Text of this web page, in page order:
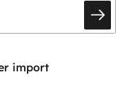
import